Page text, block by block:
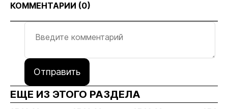
КОММЕНТАРИИ (0)
Отправить
ЕЩЕ ИЗ ЭТОГО РАЗДЕЛА